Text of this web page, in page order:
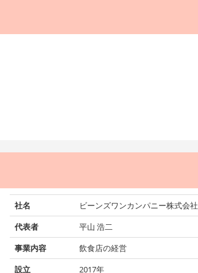
社名
ビーンズワンカンパニー株式会社
代表者
平山 浩二
事業内容
飲食店の経営
設立
2017年